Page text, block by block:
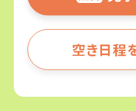
空き日程